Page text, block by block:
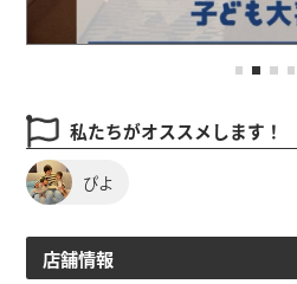
私たちがオススメします！
ぴよ
店舗情報